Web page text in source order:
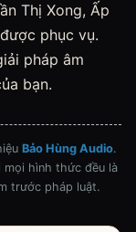
Thị Xong, Ấp
phục vụ.
pháp âm
bạn.
Bảo Hùng Audio.
hình thức đều là
trước pháp luật.